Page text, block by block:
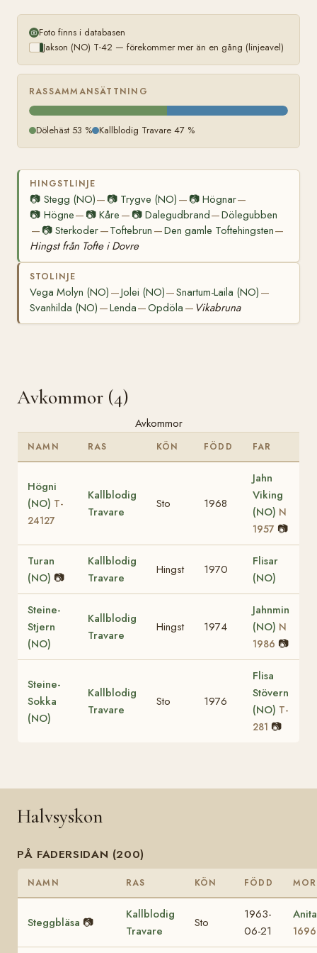
Foto finns i databasen
Jakson (NO) T-42 — förekommer mer än en gång (linjeavel)
RASSAMMANSÄTTNING
Dölehäst 53 % Kallblodig Travare 47 %
HINGSTLINJE
📷 Stegg (NO)— 📷 Trygve (NO) — 📷 Högnar—
📷 Högne— 📷Kåre — 📷 Dalegudbrand—Dölegubben
— 📷Sterkoder—Toftebrun —Den gamle Toftehingsten—
Hingst från Tofte i Dovre
STOLINJE
Vega Molyn (NO) —Jolei (NO)—Snartum-Laila (NO) —
Svanhilda (NO) —Lenda—Opdöla — Vikabruna
Avkommor (4)
Avkommor
NAMN RAS KÖN FÖDD FAR
Högni
(NO) T-
24127
Kallblodig
Travare
Sto 1968
Jahn
Viking
(NO) N
1957 📷
Turan
(NO) 📷
Kallblodig
Travare
Hingst 1970
Flisar
(NO)
Steine-
Stjern
(NO)
Kallblodig
Travare
Hingst 1974
Jahnmin
(NO) N
1986 📷
Steine-
Sokka
(NO)
Kallblodig
Travare
Sto 1976
Flisa
Stövern
(NO) T-
281 📷
Halvsyskon
PÅ FADERSIDAN (200)
NAMN RAS KÖN FÖDD MOR
Steggbläsa 📷
Kallblodig
Travare
Sto
1963-
06-21
1696